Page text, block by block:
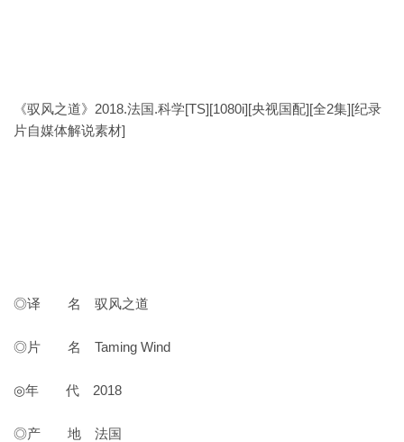
《驭风之道》2018.法国.科学[TS][1080i][央视国配][全2集][纪录
片自媒体解说素材]
◎译 名 驭风之道
◎片 名 Taming Wind
◎年 代 2018
◎产 地 法国